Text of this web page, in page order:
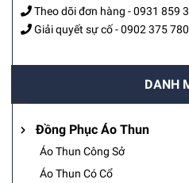
Theo dõi đơn hàng -0931 859
Giải quyết sự cố -0902 375 780
DANH
Đồng Phục Áo Thun
Áo Thun Công Sở
Áo Thun Có Cổ